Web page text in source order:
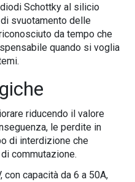
Schottky al silicio
svuotamento delle
da tempo che
quando si voglia
riducendo il valore
le perdite in
di interdizione che
commutazione.
con capacità da 6 a 50A,